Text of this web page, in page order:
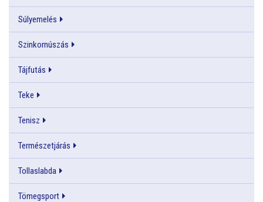
Súlyemelés
Szinkornúszás
Tájfutás
Teke
Tenisz
Természetjárás
Tollaslabda
Tömegsport